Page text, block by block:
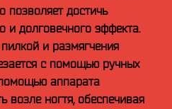
позволяет достичь
и долговечного эффекта.
и размягчения
с помощью ручных
аппарата
возле ногтя, обеспечивая